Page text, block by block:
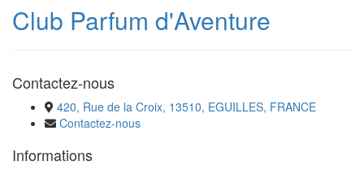
Club Parfum d'Aventure
Contactez-nous
420, Rue de la Croix, 13510, EGUILLES, FRANCE
Contactez-nous
Informations